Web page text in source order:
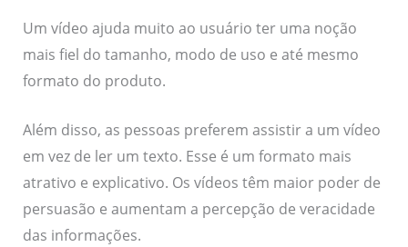
Um vídeo ajuda muito ao usuário ter uma noção
mais fiel do tamanho, modo de uso e até mesmo
formato do produto.
Além disso, as pessoas preferem assistir a um vídeo
em vez de ler um texto. Esse é um formato mais
atrativo e explicativo. Os vídeos têm maior poder de
persuasão e aumentam a percepção de veracidade
das informações.